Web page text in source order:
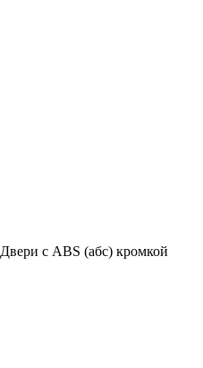
Двери с ABS (абс) кромкой